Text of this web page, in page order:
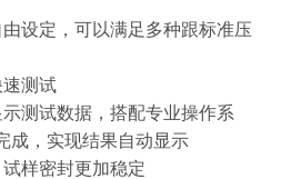
设定，可以满足多种跟标准压
速测试
测试数据，搭配专业操作系
成，实现结果自动显示
样密封更加稳定